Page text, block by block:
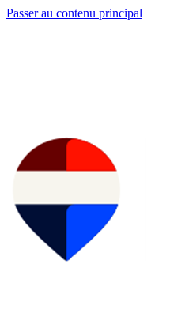
Passer au contenu principal